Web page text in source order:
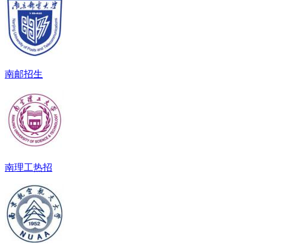
南邮招生
南理工热招